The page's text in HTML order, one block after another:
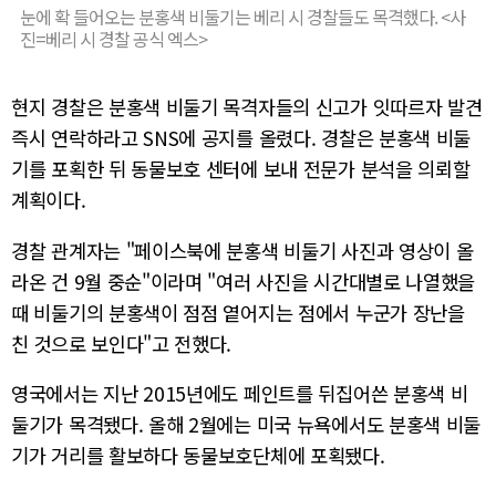
눈에 확 들어오는 분홍색 비둘기는 베리 시 경찰들도 목격했다. <사
진=베리 시 경찰 공식 엑스>
현지 경찰은 분홍색 비둘기 목격자들의 신고가 잇따르자 발견
즉시 연락하라고 SNS에 공지를 올렸다. 경찰은 분홍색 비둘
기를 포획한 뒤 동물보호 센터에 보내 전문가 분석을 의뢰할
계획이다.
경찰 관계자는 "페이스북에 분홍색 비둘기 사진과 영상이 올
라온 건 9월 중순"이라며 "여러 사진을 시간대별로 나열했을
때 비둘기의 분홍색이 점점 옅어지는 점에서 누군가 장난을
친 것으로 보인다"고 전했다.
영국에서는 지난 2015년에도 페인트를 뒤집어쓴 분홍색 비
둘기가 목격됐다. 올해 2월에는 미국 뉴욕에서도 분홍색 비둘
기가 거리를 활보하다 동물보호단체에 포획됐다.